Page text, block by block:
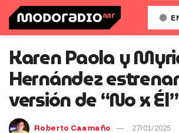
Karen Paola y
Hernández
versión de “No x Él”
Roberto Caamaño 27/01/2025